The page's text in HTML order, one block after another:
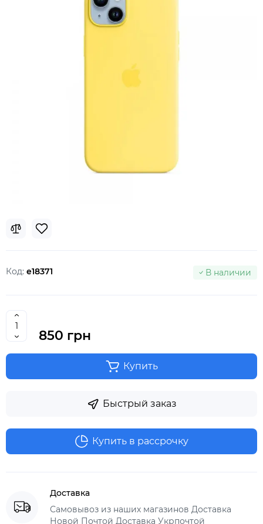
Код: e18371 В наличии
850 грн
Купить
Быстрый заказ
Купить в рассрочку
Доставка
Самовывоз из наших магазинов Доставка
Новой Почтой Доставка Укрпочтой